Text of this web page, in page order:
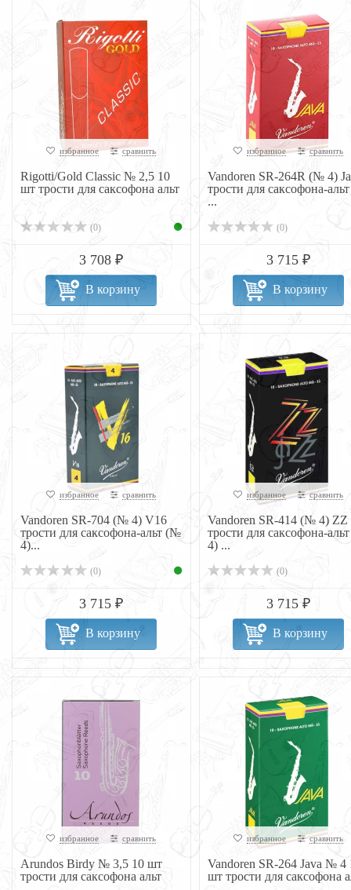
избранное сравнить
Rigotti/Gold Classic № 2,5 10
шт трости для саксофона альт
(0)
3 708 ₽
В корзину
избранное сравнить
Vandoren SR-264R (№ 4)
трости для саксофона-
...
(0)
3 715 ₽
В корзину
избранное сравнить
Vandoren SR-704 (№ 4) V16
трости для саксофона-альт (№
4)...
(0)
3 715 ₽
В корзину
избранное сравнить
Vandoren SR-414 (№ 4) ZZ
трости для саксофона-
4) ...
(0)
3 715 ₽
В корзину
избранное сравнить
Arundos Birdy № 3,5 10 шт
трости для саксофона альт
избранное сравнить
Vandoren SR-264 Java № 4
шт трости для саксофона